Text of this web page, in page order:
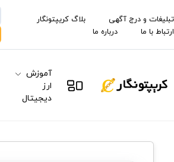
تبلیغات و درج آگهی
بلاگ کریپتونگار
ارتباط با ما
درباره ما
آموزش
ارز
دیجیتال